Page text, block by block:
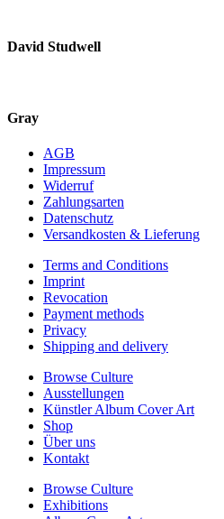
David Studwell
Gray
AGB
Impressum
Widerruf
Zahlungsarten
Datenschutz
Versandkosten & Lieferung
Terms and Conditions
Imprint
Revocation
Payment methods
Privacy
Shipping and delivery
Browse Culture
Ausstellungen
Künstler Album Cover Art
Shop
Über uns
Kontakt
Browse Culture
Exhibitions